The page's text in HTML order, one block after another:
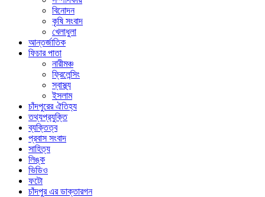
বিনোদন
কৃষি সংবাদ
খেলাধুলা
আন্তর্জাতিক
ফিচার পাতা
নারীমঞ্চ
ফ্রিলেন্সিং
স্বাস্থ্য
ইসলাম
চাঁদপুরের ঐতিহ্য
তথ্যপ্রযুক্তি
ব্যক্তিত্ব
প্রবাস সংবাদ
সাহিত্য
লিঙ্ক
ভিডিও
ফটো
চাঁদপুর এর ডাক্তারগন